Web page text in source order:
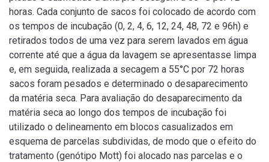
horas. Cada conjunto de sacos foi colocado de acordo com
os tempos de incubação (0, 2, 4, 6, 12, 24, 48, 72 e 96h) e
retirados todos de uma vez para serem lavados em água
corrente até que a água da lavagem se apresentasse limpa
e, em seguida, realizada a secagem a 55°C por 72 horas
sacos foram pesados e determinado o desaparecimento
da matéria seca. Para avaliação do desaparecimento da
matéria seca ao longo dos tempos de incubação foi
utilizado o delineamento em blocos casualizados em
esquema de parcelas subdividas, de modo que o efeito do
tratamento (genótipo Mott) foi alocado nas parcelas e o